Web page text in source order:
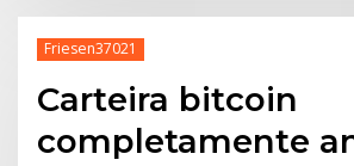
Friesen37021
Carteira bitcoin
completamente